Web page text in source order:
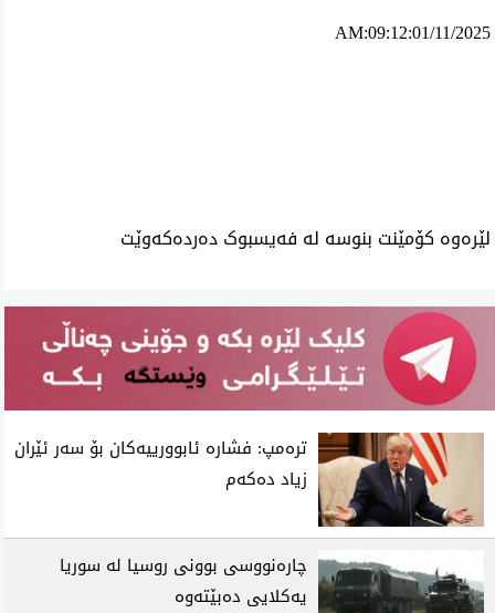
AM:09:12:01/11/2025
لێرەوە کۆمێنت بنوسە لە فەیسبوک دەردەکەوێت
تره‌مپ: فشاره‌ ئابوورییه‌كان بۆ سه‌ر ئێران
زیاد ده‌كه‌م
چاره‌نووسی بوونی روسیا له‌ سوریا
یه‌كلایی ده‌بێته‌وه‌